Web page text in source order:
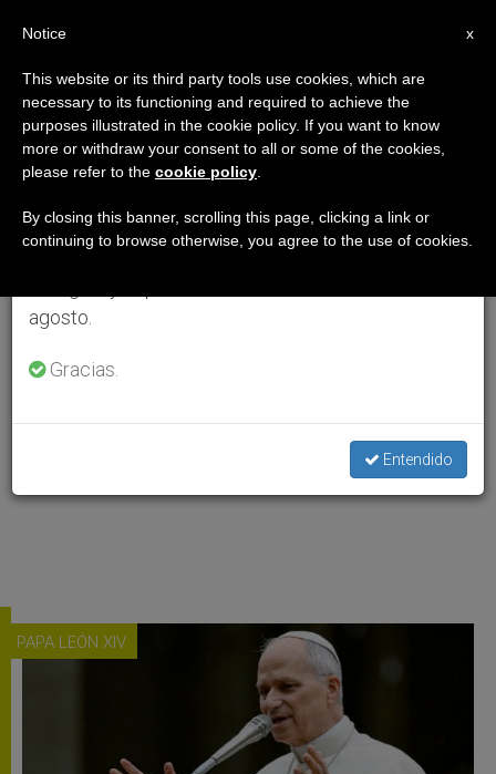
PAPA LEÓN XIV
×
Aviso importante
Del 27 de julio al 7 de agosto haremos la pausa
anual, aprovechando que en el periodo de verano
se generan menos informaciones y también el
agosto.
Gracias.
Entendido
x
Notice
This website or its third party tools use cookies, which are
necessary to its functioning and required to achieve the
purposes illustrated in the cookie policy. If you want to know
more or withdraw your consent to all or some of the cookies,
please refer to the cookie policy
By closing this banner, scrolling this page, clicking a link or
continuing to browse otherwise, you agree to the use of cookies.